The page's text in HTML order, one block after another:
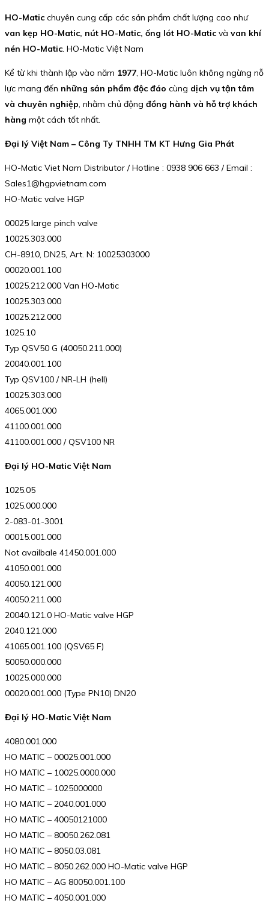
HO-Matic chuyên cung cấp các sản phẩm chất lượng cao như
van kẹp HO-Matic, nút HO-Matic, ống lót HO-Matic và van khí
nén HO-Matic. HO-Matic Việt Nam
Kể từ khi thành lập vào năm 1977, HO-Matic luôn không ngừng nỗ
lực mang đến những sản phẩm độc đáo cùng dịch vụ tận tâm
và chuyên nghiệp, nhằm chủ động đồng hành và hỗ trợ khách
hàng một cách tốt nhất.
Đại lý Việt Nam – Công Ty TNHH TM KT Hưng Gia Phát
HO-Matic Viet Nam Distributor / Hotline : 0938 906 663 / Email :
Sales1@hgpvietnam.com
HO-Matic valve HGP
00025 large pinch valve
10025.303.000
CH-8910, DN25, Art. N: 10025303000
00020.001.100
10025.212.000 Van HO-Matic
10025.303.000
10025.212.000
1025.10
Typ QSV50 G (40050.211.000)
20040.001.100
Typ QSV100 / NR-LH (hell)
10025.303.000
4065.001.000
41100.001.000
41100.001.000 / QSV100 NR
Đại lý HO-Matic Việt Nam
1025.05
1025.000.000
2-083-01-3001
00015.001.000
Not availbale 41450.001.000
41050.001.000
40050.121.000
40050.211.000
20040.121.0 HO-Matic valve HGP
2040.121.000
41065.001.100 (QSV65 F)
50050.000.000
10025.000.000
00020.001.000 (Type PN10) DN20
Đại lý HO-Matic Việt Nam
4080.001.000
HO MATIC – 00025.001.000
HO MATIC – 10025.0000.000
HO MATIC – 1025000000
HO MATIC – 2040.001.000
HO MATIC – 40050121000
HO MATIC – 80050.262.081
HO MATIC – 8050.03.081
HO MATIC – 8050.262.000 HO-Matic valve HGP
HO MATIC – AG 80050.001.100
HO MATIC – 4050.001.000